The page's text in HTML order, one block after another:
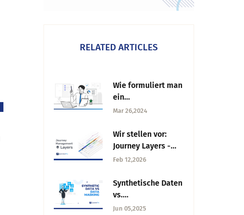
RELATED ARTICLES
Wie formuliert man
ein
Forschungsproblem
Mar 26,2024
Wir stellen vor:
Journey Layers -
Weniger
für mehr
Verständnis
Feb 12,2026
Synthetische Daten
vs.
Datenmaskierung:
Jun 05,2025